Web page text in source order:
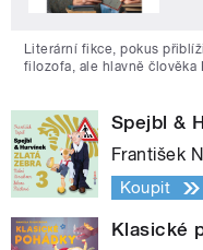
Literární fikce, pokus
filozofa, ale hlavně člověka
Spejbl &
František
Koupit
Klasické